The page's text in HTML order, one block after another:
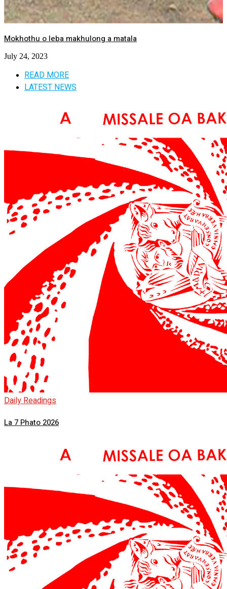
Mokhothu o leba makhulong a matala
July 24, 2023
READ MORE
LATEST NEWS
Daily Readings
La 7 Phato 2026